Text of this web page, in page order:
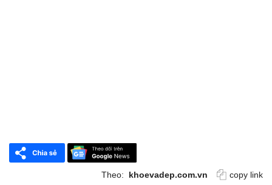
Theo: khoevadep.com.vn copy link